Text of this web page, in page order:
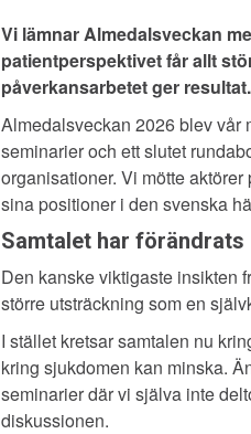
Vi lämnar Almedalsveckan
patientperspektivet får allt
påverkansarbetet ger resultat.
Almedalsveckan 2026 blev vår
seminarier och ett slutet
organisationer. Vi mötte
sina positioner i den svenska
Samtalet har förändrats
Den kanske viktigaste insikten
större utsträckning som en
I stället kretsar samtalen nu
kring sjukdomen kan minska.
seminarier där vi själva inte
diskussionen.